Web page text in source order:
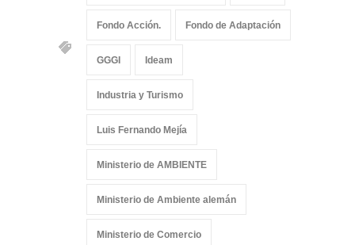
Fondo Acción. Fondo de Adaptación
GGGI Ideam
Industria y Turismo
Luis Fernando Mejía
Ministerio de AMBIENTE
Ministerio de Ambiente alemán
Ministerio de Comercio